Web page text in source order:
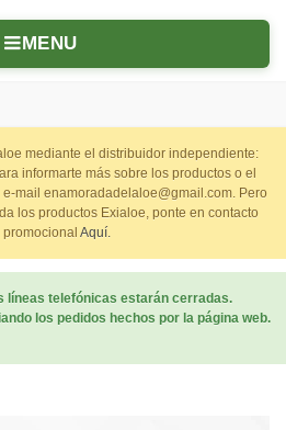
MENU
mediante el distribuidor independiente:
informarte más sobre los productos o el
mail enamoradadelaloe@gmail.com. Pero
los productos Exialoe, ponte en contacto
Aquí.
líneas telefónicas estarán cerradas.
los pedidos hechos por la página web.